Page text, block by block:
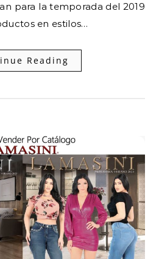
para la temporada del 2019
en estilos…
Reading